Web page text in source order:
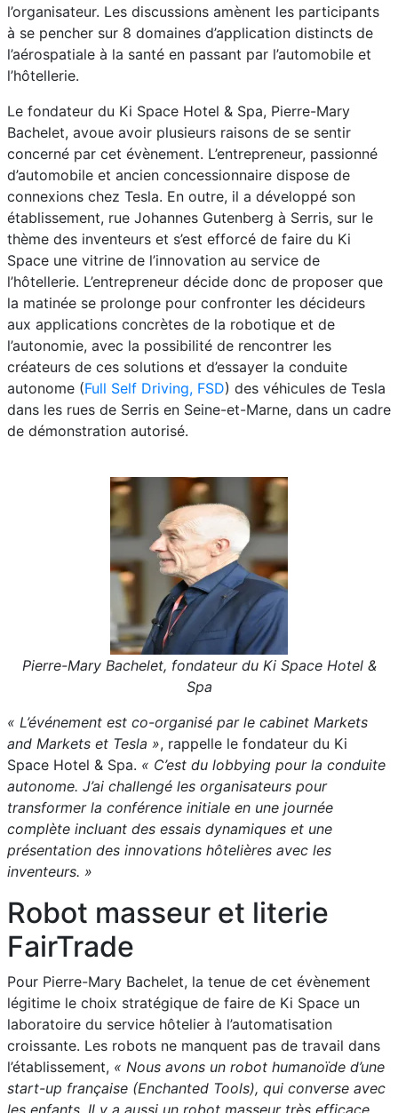
l’organisateur. Les discussions amènent les participants
à se pencher sur 8 domaines d’application distincts de
l’aérospatiale à la santé en passant par l’automobile et
l’hôtellerie.
Le fondateur du Ki Space Hotel & Spa, Pierre-Mary
Bachelet, avoue avoir plusieurs raisons de se sentir
concerné par cet évènement. L’entrepreneur, passionné
d’automobile et ancien concessionnaire dispose de
connexions chez Tesla. En outre, il a développé son
établissement, rue Johannes Gutenberg à Serris, sur le
thème des inventeurs et s’est efforcé de faire du Ki
Space une vitrine de l’innovation au service de
l’hôtellerie. L’entrepreneur décide donc de proposer que
la matinée se prolonge pour confronter les décideurs
aux applications concrètes de la robotique et de
l’autonomie, avec la possibilité de rencontrer les
créateurs de ces solutions et d’essayer la conduite
autonome (Full Self Driving, FSD) des véhicules de Tesla
dans les rues de Serris en Seine-et-Marne, dans un cadre
de démonstration autorisé.
Pierre-Mary Bachelet, fondateur du Ki Space Hotel &
Spa
« L’événement est co-organisé par le cabinet Markets
and Markets et Tesla », rappelle le fondateur du Ki
Space Hotel & Spa. « C’est du lobbying pour la conduite
autonome. J’ai challengé les organisateurs pour
transformer la conférence initiale en une journée
complète incluant des essais dynamiques et une
présentation des innovations hôtelières avec les
inventeurs. »
Robot masseur et literie
FairTrade
Pour Pierre-Mary Bachelet, la tenue de cet évènement
légitime le choix stratégique de faire de Ki Space un
laboratoire du service hôtelier à l’automatisation
croissante. Les robots ne manquent pas de travail dans
l’établissement, « Nous avons un robot humanoïde d’une
start-up française (Enchanted Tools), qui converse avec
les enfants. Il y a aussi un robot masseur très efficace